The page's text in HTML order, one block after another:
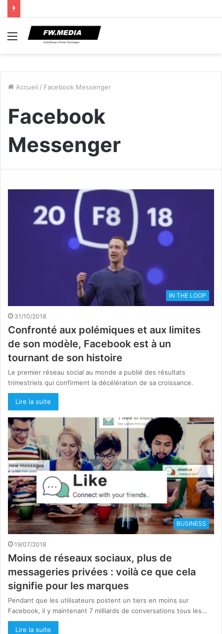
Menu
Accueil / Facebook Messenger
Facebook
Messenger
IN THE LOOP
31/10/2018
Confronté aux polémiques et aux limites
de son modèle, Facebook est à un
tournant de son histoire
Le premier réseau social au monde a publié des résultats
trimestriels qui confirment la décélération de sa croissance.
Lire la suite
BUSINESS
19/07/2018
Moins de réseaux sociaux, plus de
messageries privées : voilà ce que cela
signifie pour les marques
Pendant que les utilisateurs postent un tiers en moins sur
Facebook, il y maintenant 7 milliards de conversations tous les…
Lire la suite